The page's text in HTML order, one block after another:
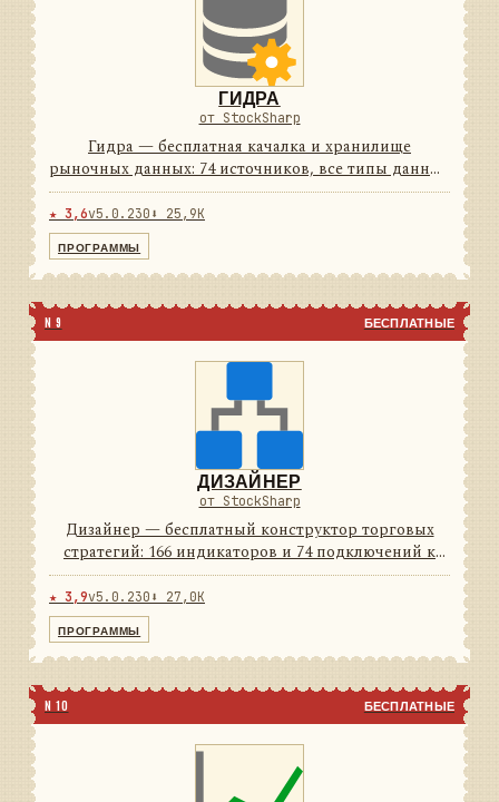
ГИДРА
от StockSharp
Гидра — бесплатная качалка и хранилище
рыночных данных: 74 источников, все типы данных
и своё хранилище с плотным сжатием. Работает по
расписанию и умеет отдавать данные другим
программам как сервер. ...
★ 3,6v5.0.230 ⬇ 25,9K
ПРОГРАММЫ
N 9 БЕСПЛАТНЫЕ
ДИЗАЙНЕР
от StockSharp
Дизайнер — бесплатный конструктор торговых
стратегий: 166 индикаторов и 74 подключений к
площадкам из коробки. Стратегия собирается
мышью из блоков, а если удобнее кодом — рядом
★ 3,9v5.0.230 ⬇ 27,0K
ПРОГРАММЫ
N 10 БЕСПЛАТНЫЕ